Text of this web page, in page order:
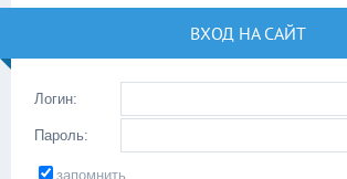
ВХОД НА САЙТ
Логин:
Пароль:
запомнить